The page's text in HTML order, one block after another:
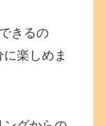
きるの
楽しめま